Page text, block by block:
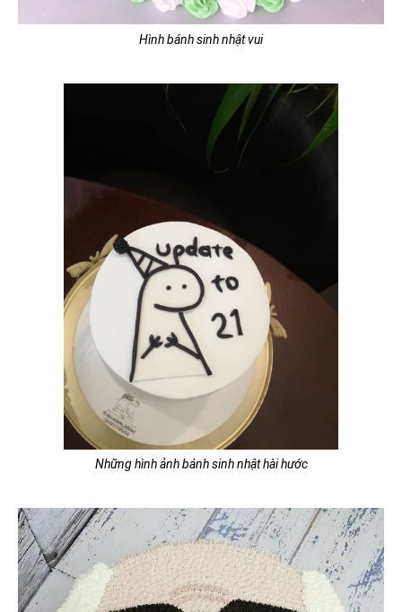
Hình bánh sinh nhật vui
Những hình ảnh bánh sinh nhật hài hước